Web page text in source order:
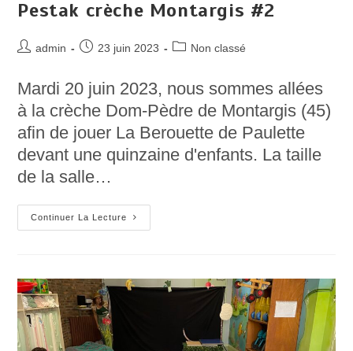
Pestak crèche Montargis #2
Auteur/autrice
publication :
admin
Post23 juin 2023
PostNon classé
Mardi 20 juin 2023, nous sommes allées
à la crèche Dom-Pèdre de Montargis (45)
afin de jouer La Berouette de Paulette
devant une quinzaine d'enfants. La taille
de la salle…
Continuer La Lecture
Pestak
Crèche